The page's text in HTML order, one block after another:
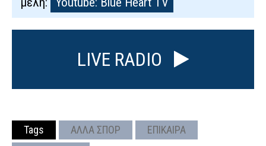
LIVE RADIO
Tags ΑΛΛΑ ΣΠΟΡ
ΕΠΙΚΑΙΡΑ